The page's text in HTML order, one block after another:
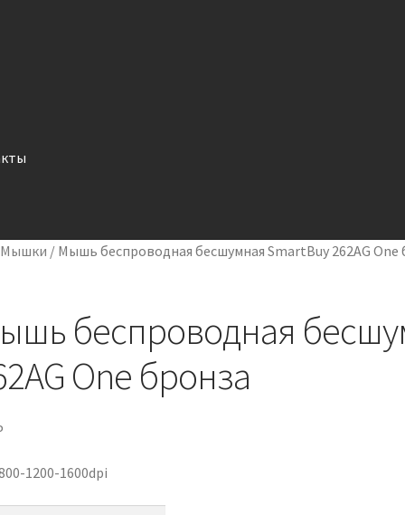
Мышки / Мышь беспроводная бесшумная SmartBuy 262AG One
беспроводная
One бронза
1200-1600dpi